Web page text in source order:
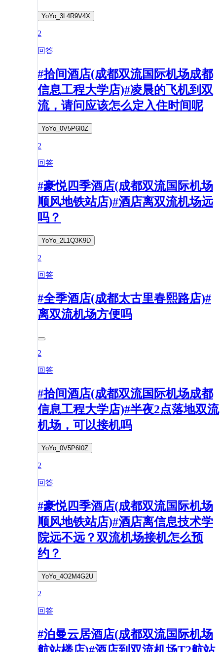
YoYo_3L4R9V4X
2
回答
#拾间酒店(成都双流国际机场成都
信息工程大学店)#凌晨的飞机到双
流，请问应该怎么定入住时间呢
YoYo_0V5P6I0Z
2
回答
#豪悦四季酒店(成都双流国际机场
顺风地铁站店)#酒店离双流机场远
吗？
YoYo_2L1Q3K9D
2
回答
#全季酒店(成都太古里春熙路店)#
离双流机场方便吗
2
回答
#拾间酒店(成都双流国际机场成都
信息工程大学店)#半夜2点落地双流
机场，可以接机吗
YoYo_0V5P6I0Z
2
回答
#豪悦四季酒店(成都双流国际机场
顺风地铁站店)#酒店离信息技术学
院远不远？双流机场接机怎么预
约？
YoYo_4O2M4G2U
2
回答
#泊曼云居酒店(成都双流国际机场